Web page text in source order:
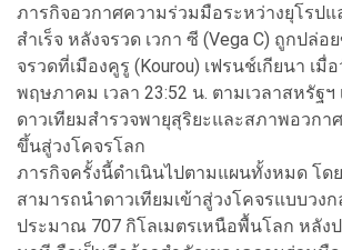
ภารกิจอวกาศความร่วมมือระหว่างยุโรป
สำเร็จ หลังจรวด เวกา ซี (Vega C) ถูกปล่
จรวดที่เมืองคูรู (Kourou) เฟรนช์เกียนา เมื่
พฤษภาคม เวลา 23:52 น. ตามเวลาสหรัฐฯ
ดาวเทียมสำรวจพายุสุริยะและสภาพอวกา
ขึ้นสู่วงโคจรโลก
ภารกิจครั้งนี้ดำเนินไปตามแผนทั้งหมด โดย
สามารถนำดาวเทียมเข้าสู่วงโคจรแบบวง
ประมาณ 707 กิโลเมตรเหนือพื้นโลก หลัง